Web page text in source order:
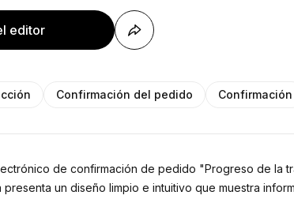
editor
Confirmación del pedido Confirmación
de confirmación de pedido "Progreso de la
presenta un diseño limpio e intuitivo que muestra